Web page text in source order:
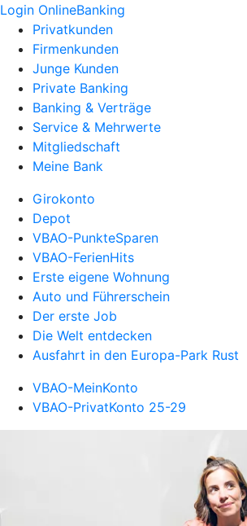
Login OnlineBanking
Privatkunden
Firmenkunden
Junge Kunden
Private Banking
Banking & Verträge
Service & Mehrwerte
Mitgliedschaft
Meine Bank
Girokonto
Depot
VBAO-PunkteSparen
VBAO-FerienHits
Erste eigene Wohnung
Auto und Führerschein
Der erste Job
Die Welt entdecken
Ausfahrt in den Europa-Park Rust
VBAO-MeinKonto
VBAO-PrivatKonto 25-29